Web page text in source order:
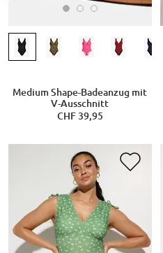
Medium Shape-Badeanzug mit
V-Ausschnitt
CHF 39,95